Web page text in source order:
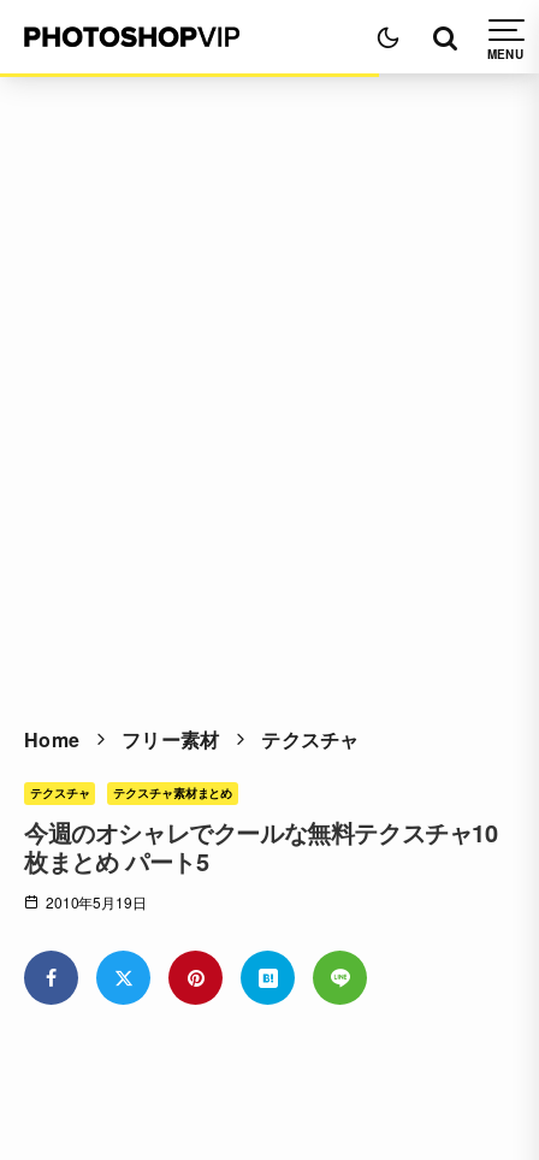
Home フリー素材 テクスチャ
テクスチャ テクスチャ素材まとめ
今週のオシャレでクールな無料テクスチャ10
枚まとめ パート5
2010年5月19日